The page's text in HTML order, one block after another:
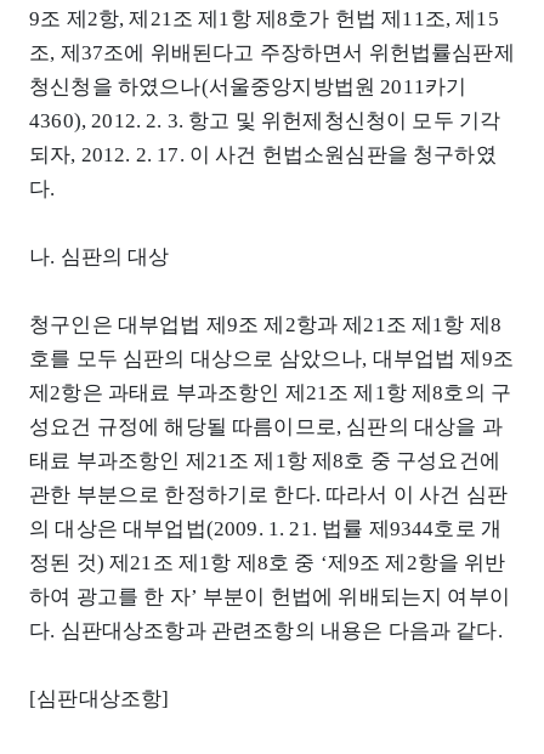
9조 제2항, 제21조 제1항 제8호가 헌법 제11조, 제15
조, 제37조에 위배된다고 주장하면서 위헌법률심판제
청신청을 하였으나(서울중앙지방법원 2011카기
4360), 2012. 2. 3. 항고 및 위헌제청신청이 모두 기각
되자, 2012. 2. 17. 이 사건 헌법소원심판을 청구하였
다.
나. 심판의 대상
청구인은 대부업법 제9조 제2항과 제21조 제1항 제8
호를 모두 심판의 대상으로 삼았으나, 대부업법 제9조
제2항은 과태료 부과조항인 제21조 제1항 제8호의 구
성요건 규정에 해당될 따름이므로, 심판의 대상을 과
태료 부과조항인 제21조 제1항 제8호 중 구성요건에
관한 부분으로 한정하기로 한다. 따라서 이 사건 심판
의 대상은 대부업법(2009. 1. 21. 법률 제9344호로 개
정된 것) 제21조 제1항 제8호 중 ‘제9조 제2항을 위반
하여 광고를 한 자’ 부분이 헌법에 위배되는지 여부이
다. 심판대상조항과 관련조항의 내용은 다음과 같다.
[심판대상조항]